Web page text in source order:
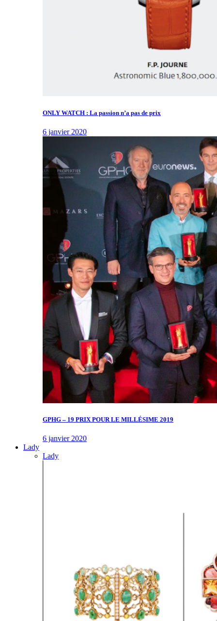
ONLY WATCH : La passion n’a pas de prix
6 janvier 2020
GPHG – 19 PRIX POUR LE MILLÉSIME 2019
6 janvier 2020
Lady
Lady